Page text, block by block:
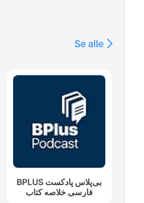
Se alle
‌BPLUS بی‌پلاس پادکست
فارسی خلاصه کتاب